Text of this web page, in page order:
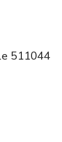
511044